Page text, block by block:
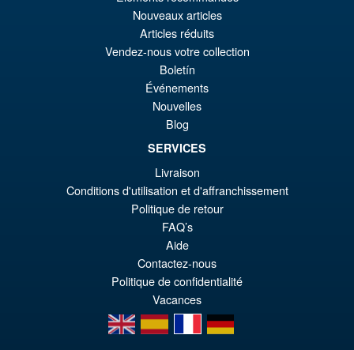
PRÉ COMMANDE
S.H.Figuarts One Piece Sir
Crocodile (Marineford) Action
Figure
PRÉ COMMANDE
Nouveaux articles
Articles réduits
Vendez-nous votre collection
Boletín
Événements
Nouvelles
Blog
SERVICES
Livraison
Conditions d'utilisation et d'affranchissement
Politique de retour
FAQ’s
Aide
Contactez-nous
Politique de confidentialité
Vacances
en
es fr de